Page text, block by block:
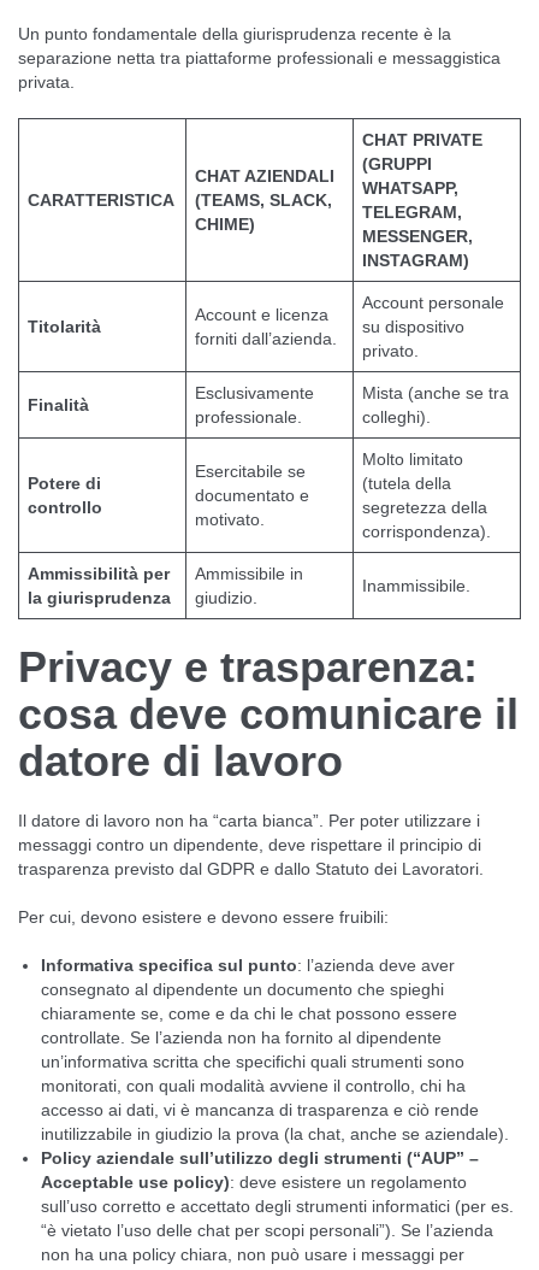
Un punto fondamentale della giurisprudenza recente è la
separazione netta tra piattaforme professionali e messaggistica
privata.
CARATTERISTICA
CHAT AZIENDALI
(TEAMS, SLACK,
CHIME)
CHAT PRIVATE
(GRUPPI
WHATSAPP,
TELEGRAM,
MESSENGER,
INSTAGRAM)
Titolarità
Account e licenza
forniti dall’azienda.
Account personale
su dispositivo
privato.
Finalità
Esclusivamente
professionale.
Mista (anche se tra
colleghi).
Potere di
controllo
Esercitabile se
documentato e
motivato.
Molto limitato
(tutela della
segretezza della
corrispondenza).
Ammissibilità per
la giurisprudenza
Ammissibile in
giudizio.
Inammissibile.
Privacy e trasparenza:
cosa deve comunicare il
datore di lavoro
Il datore di lavoro non ha “carta bianca”. Per poter utilizzare i
messaggi contro un dipendente, deve rispettare il principio di
trasparenza previsto dal GDPR e dallo Statuto dei Lavoratori.
Per cui, devono esistere e devono essere fruibili:
Informativa specifica sul punto: l’azienda deve aver
consegnato al dipendente un documento che spieghi
chiaramente se, come e da chi le chat possono essere
controllate. Se l’azienda non ha fornito al dipendente
un’informativa scritta che specifichi quali strumenti sono
monitorati, con quali modalità avviene il controllo, chi ha
accesso ai dati, vi è mancanza di trasparenza e ciò rende
inutilizzabile in giudizio la prova (la chat, anche se aziendale).
Policy aziendale sull’utilizzo degli strumenti (“AUP” –
Acceptable use policy): deve esistere un regolamento
sull’uso corretto e accettato degli strumenti informatici (per es.
“è vietato l’uso delle chat per scopi personali”). Se l’azienda
non ha una policy chiara, non può usare i messaggi per